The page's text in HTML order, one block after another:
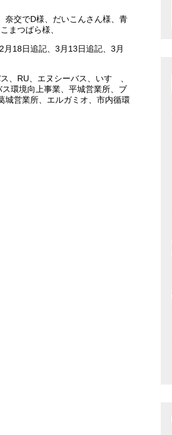
奈交でD様、だいこんさん様、青
まつばら様、
18日追記、3月13日追記、3月
RU エヌシーバス いすゞ
ス環境向上事業 平城営業所
ブ
城営業所 エルガミオ
市内循環